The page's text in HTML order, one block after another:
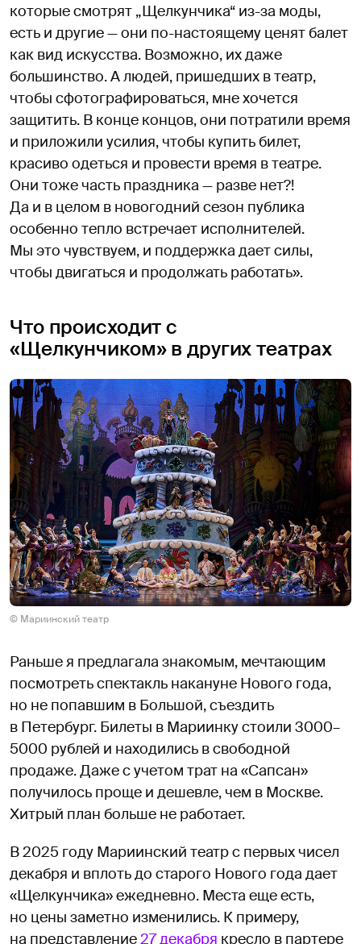
которые смотрят „Щелкунчика“ из-за моды,
есть и другие — они по-настоящему ценят балет
как вид искусства. Возможно, их даже
большинство. А людей, пришедших в театр,
чтобы сфотографироваться, мне хочется
защитить. В конце концов, они потратили время
и приложили усилия, чтобы купить билет,
красиво одеться и провести время в театре.
Они тоже часть праздника — разве нет?!
Да и в целом в новогодний сезон публика
особенно тепло встречает исполнителей.
Мы это чувствуем, и поддержка дает силы,
чтобы двигаться и продолжать работать».
Что происходит с
«Щелкунчиком» в других театрах
© Мариинский театр
Раньше я предлагала знакомым, мечтающим
посмотреть спектакль накануне Нового года,
но не попавшим в Большой, съездить
в Петербург. Билеты в Мариинку стоили 3000–
5000 рублей и находились в свободной
продаже. Даже с учетом трат на «Сапсан»
получилось проще и дешевле, чем в Москве.
Хитрый план больше не работает.
В 2025 году Мариинский театр с первых чисел
декабря и вплоть до старого Нового года дает
«Щелкунчика» ежедневно. Места еще есть,
но цены заметно изменились. К примеру,
на представление27 декабря кресло в партере